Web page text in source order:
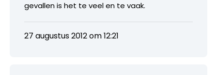
gevallen is het te veel en te vaak.
27 augustus 2012 om 12:21